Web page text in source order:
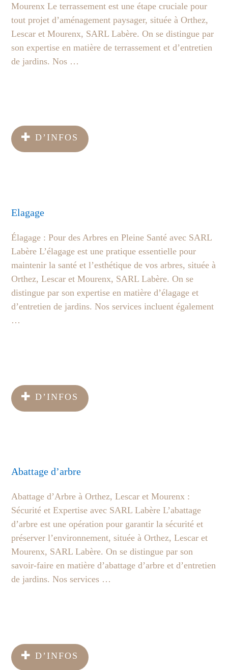
Mourenx Le terrassement est une étape cruciale pour
tout projet d’aménagement paysager, située à Orthez,
Lescar et Mourenx, SARL Labère. On se distingue par
son expertise en matière de terrassement et d’entretien
de jardins. Nos …
D’INFOS
Elagage
Élagage : Pour des Arbres en Pleine Santé avec SARL
Labère L’élagage est une pratique essentielle pour
maintenir la santé et l’esthétique de vos arbres, située à
Orthez, Lescar et Mourenx, SARL Labère. On se
distingue par son expertise en matière d’élagage et
d’entretien de jardins. Nos services incluent également
…
D’INFOS
Abattage d’arbre
Abattage d’Arbre à Orthez, Lescar et Mourenx :
Sécurité et Expertise avec SARL Labère L’abattage
d’arbre est une opération pour garantir la sécurité et
préserver l’environnement, située à Orthez, Lescar et
Mourenx, SARL Labère. On se distingue par son
savoir-faire en matière d’abattage d’arbre et d’entretien
de jardins. Nos services …
D’INFOS